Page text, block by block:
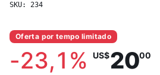
SKU: 234
Oferta por tempo limitado
-23,1 % US$2000